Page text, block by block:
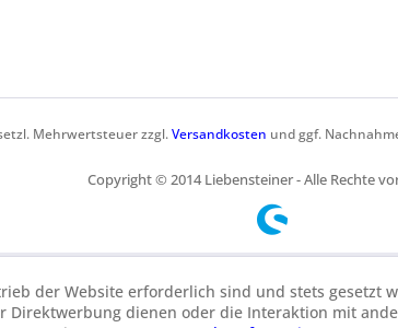
Mehrwertsteuer zzgl.Versandkosten und ggf.
Copyright © 2014 Liebensteiner - Alle Rechte
der Website erforderlich sind und stets gesetzt
dienen oder die Interaktion mit